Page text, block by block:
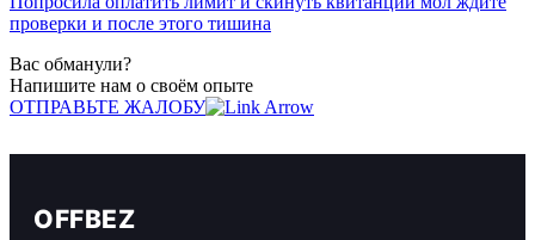
проверки и после этого тишина
Вас обманули?
Напишите нам о своём опыте
ОТПРАВЬТЕ ЖАЛОБУ
OFFBEZ